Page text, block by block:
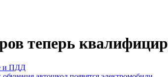
теперь
и ПДД